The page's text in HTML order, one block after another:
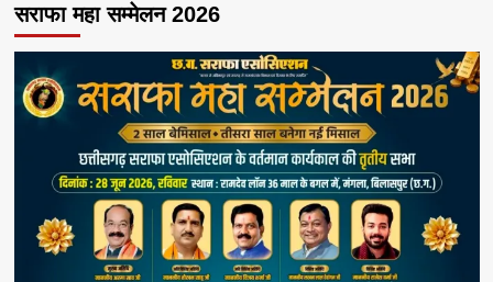
सराफा महा सम्मेलन 2026